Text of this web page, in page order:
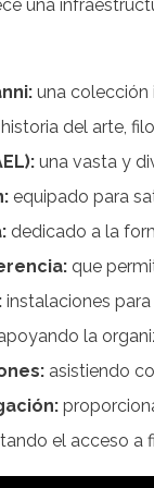
una
una colección
del arte,
una vasta y
equipado para
dedicado a la
que
instalaciones
la
asistiendo
el acceso a